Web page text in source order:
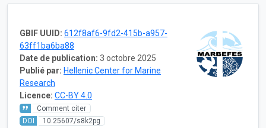
GBIF UUID: 612f8af6-9fd2-415b-a957-
63ff1ba6ba88
Date de publication: 3 octobre 2025
Publié par: Hellenic Center for Marine
Research
Licence: CC-BY 4.0
Comment citer
DOI
10.25607/s8k2pg